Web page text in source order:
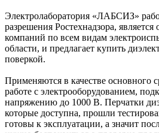
Электролаборатория «ЛАБСИЗ»
разрешения Ростехнадзора,
компаний по всем видам
области, и предлагает купить
поверкой.
Применяются в качестве основного
работе с электрооборудованием,
напряжению до 1000 В. Перчатки
которые доступна, прошли
готовы к эксплуатации, а значит